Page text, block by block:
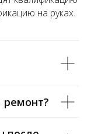
на руках.